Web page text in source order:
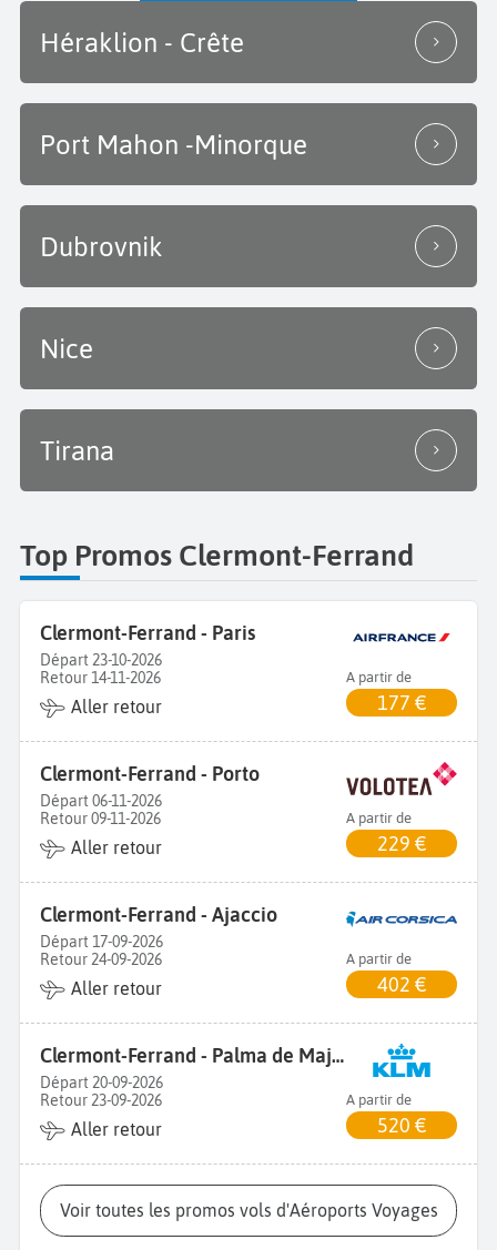
Héraklion - Crête
Port Mahon -Minorque
Dubrovnik
Nice
Tirana
Top Promos Clermont-Ferrand
Clermont-Ferrand - Paris
Départ 23-10-2026
Retour 14-11-2026
Aller retour
A partir de
177 €
Clermont-Ferrand - Porto
Départ 06-11-2026
Retour 09-11-2026
Aller retour
A partir de
229 €
Clermont-Ferrand - Ajaccio
Départ 17-09-2026
Retour 24-09-2026
Aller retour
A partir de
402 €
Clermont-Ferrand - Palma de Majorque
Départ 20-09-2026
Retour 23-09-2026
Aller retour
A partir de
520 €
Voir toutes les promos vols d'Aéroports Voyages